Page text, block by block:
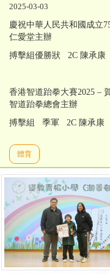
2025-03-03
慶祝中華人民共和國成立
仁愛堂主辦
搏擊組優勝狀 2C 陳承康
香港智道跆拳大賽2025 –
智道跆拳總會主辦
搏擊組 季軍 2C 陳承康
體育